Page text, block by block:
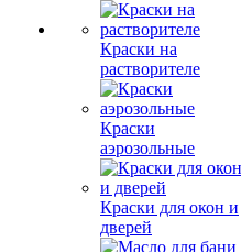
Краски на
растворителе
Краски
аэрозольные
Краски для окон и
дверей